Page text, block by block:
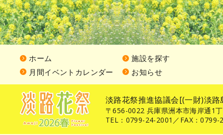
ホーム
施設を探す
月間イベントカレンダー
お知らせ
淡路花祭推進協議会[(一財)淡
〒656-0022 兵庫県洲本市海岸通1
TEL：0799-24-2001／FAX：0799-